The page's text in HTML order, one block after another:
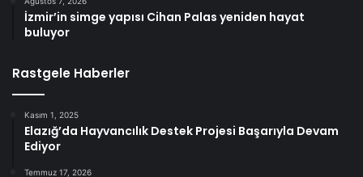
İzmir’in simge yapısı Cihan Palas yeniden hayat
buluyor
Rastgele Haberler
Kasım 1, 2025
Elazığ’da Hayvancılık Destek Projesi Başarıyla Devam
Ediyor
Temmuz 17, 2026